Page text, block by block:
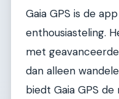
Gaia GPS is de
enthousiasteling.
met
dan alleen
biedt Gaia GPS